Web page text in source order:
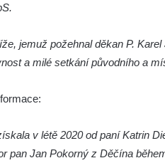
jemuž požehnal děkan P.
a milé setkání původního a
v létě 2020 od paní Katrin
pan Jan Pokorný z Děčína